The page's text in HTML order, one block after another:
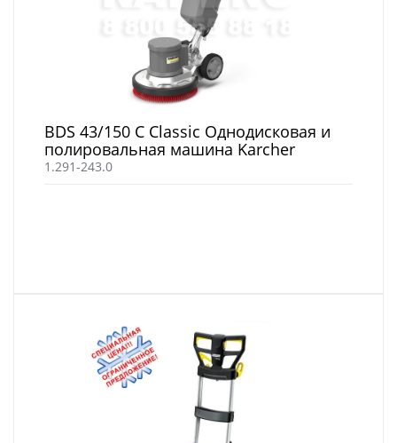
BDS 43/150 C Classic Однодисковая и
полировальная машина Karcher
1.291-243.0